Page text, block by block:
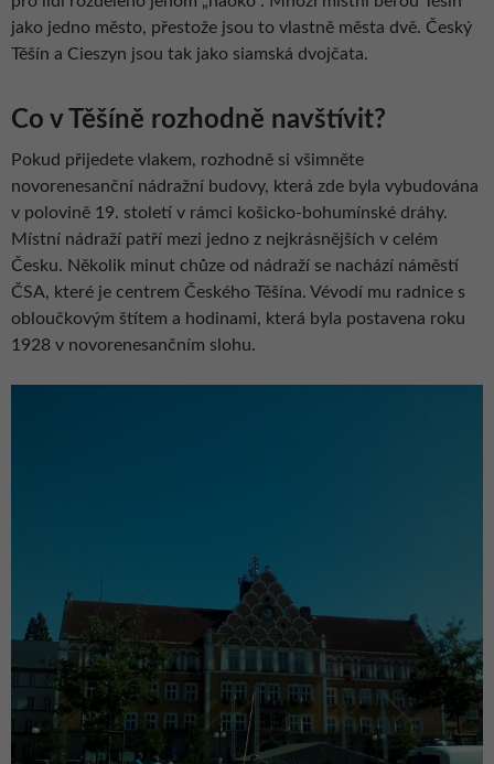
jako jedno město, přestože jsou to vlastně města dvě. Český
Těšín a Cieszyn jsou tak jako siamská dvojčata.
Co v Těšíně rozhodně navštívit?
Pokud přijedete vlakem, rozhodně si všimněte
novorenesanční nádražní budovy, která zde byla vybudována
v polovině 19. století v rámci košicko-bohumínské dráhy.
Místní nádraží patří mezi jedno z nejkrásnějších v celém
Česku. Několik minut chůze od nádraží se nachází náměstí
ČSA, které je centrem Českého Těšína. Vévodí mu radnice s
obloučkovým štítem a hodinami, která byla postavena roku
1928 v novorenesančním slohu.